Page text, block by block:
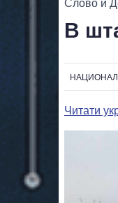
Слово и
В
Читати